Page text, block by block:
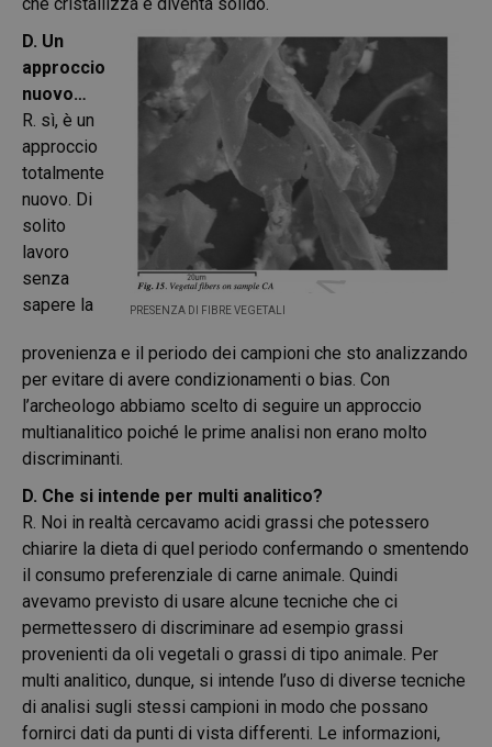
PRESENZA DI FIBRE VEGETALI
D. Un
approccio
nuovo…
R. sì, è un
approccio
totalmente
nuovo. Di
solito
lavoro
senza
sapere la
provenienza e il periodo dei campioni che sto analizzando
per evitare di avere condizionamenti o bias. Con
l’archeologo abbiamo scelto di seguire un approccio
multianalitico poiché le prime analisi non erano molto
discriminanti.
D. Che si intende per multi analitico?
R. Noi in realtà cercavamo acidi grassi che potessero
chiarire la dieta di quel periodo confermando o smentendo
il consumo preferenziale di carne animale. Quindi
avevamo previsto di usare alcune tecniche che ci
permettessero di discriminare ad esempio grassi
provenienti da oli vegetali o grassi di tipo animale. Per
multi analitico, dunque, si intende l’uso di diverse tecniche
di analisi sugli stessi campioni in modo che possano
fornirci dati da punti di vista differenti. Le informazioni,